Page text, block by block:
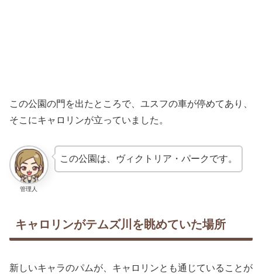
この公園の門を出たところで、ユスフの車が停めてあり、
そこにキャロリンが立っていました。
管理人
この公園は、ヴィクトリア・パークです。
キャロリンがテムズ川を眺めていた場所
新しいキャラのパムが、キャロリンとも通じていることが